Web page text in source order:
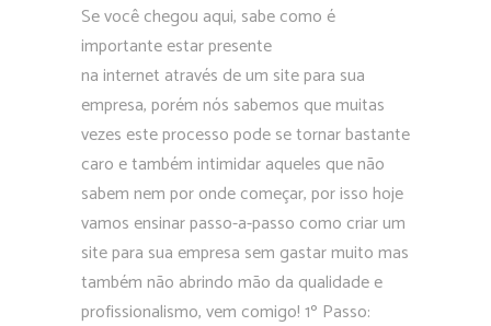
Se você chegou aqui, sabe como é
importante estar presente
na internet através de um site para sua
empresa, porém nós sabemos que muitas
vezes este processo pode se tornar bastante
caro e também intimidar aqueles que não
sabem nem por onde começar, por isso hoje
vamos ensinar passo-a-passo como criar um
site para sua empresa sem gastar muito mas
também não abrindo mão da qualidade e
profissionalismo, vem comigo! 1º Passo: